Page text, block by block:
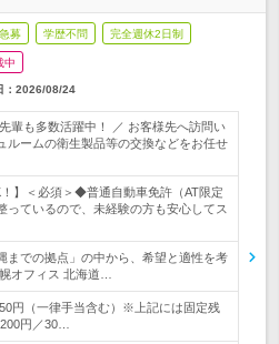
急募 学歴不問 完全週休2日制
中
2026/08/24
輩も多数活躍中！ ／ お客様先へ訪問い
ルームの衛生製品等の交換などをお任せ
！】＜必須＞◆普通自動車免許（AT限定
ているので、未経験の方も安心してス
までの拠点」の中から、希望と適性を考
オフィス 北海道…
円（一律手当含む）※上記には固定残
円／30…